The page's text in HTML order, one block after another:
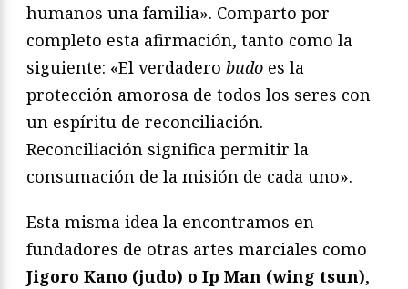
humanos una familia». Comparto por
completo esta afirmación, tanto como la
siguiente: «El verdadero budo es la
protección amorosa de todos los seres con
un espíritu de reconciliación.
Reconciliación significa permitir la
consumación de la misión de cada uno».
Esta misma idea la encontramos en
fundadores de otras artes marciales como
Jigoro Kano (judo) o Ip Man (wing tsun),